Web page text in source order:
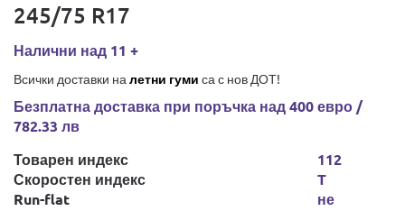
245/75 R17
Налични над 11 +
Всички доставки на летни гуми са с нов ДОТ!
Безплатна доставка при поръчка над 400 евро /
782.33 лв
Товарен индекс
Скоростен индекс
Run-flat
112
T
не